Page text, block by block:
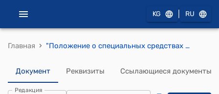
KG RU
Главная › "Положение о специальных средствах Кыргызского центра аккредитации" Утверждено Постановлением Правительства КР от 16 августа 2008 года №457
Документ Реквизиты Ссылающиеся документы
Редакция